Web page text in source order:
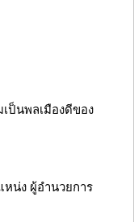
ป็นพลเมืองดีของ
หน่ง ผู้อำนวยการ